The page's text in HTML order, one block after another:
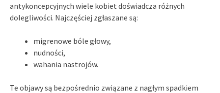
antykoncepcyjnych wiele kobiet doświadcza różnych
dolegliwości. Najczęściej zgłaszane są:
migrenowe bóle głowy,
nudności,
wahania nastrojów.
Te objawy są bezpośrednio związane z nagłym spadkiem